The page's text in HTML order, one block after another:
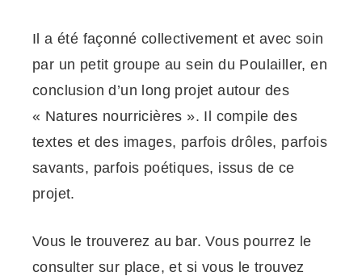
Il a été façonné collectivement et avec soin
par un petit groupe au sein du Poulailler, en
conclusion d’un long projet autour des
« Natures nourricières ». Il compile des
textes et des images, parfois drôles, parfois
savants, parfois poétiques, issus de ce
projet.
Vous le trouverez au bar. Vous pourrez le
consulter sur place, et si vous le trouvez